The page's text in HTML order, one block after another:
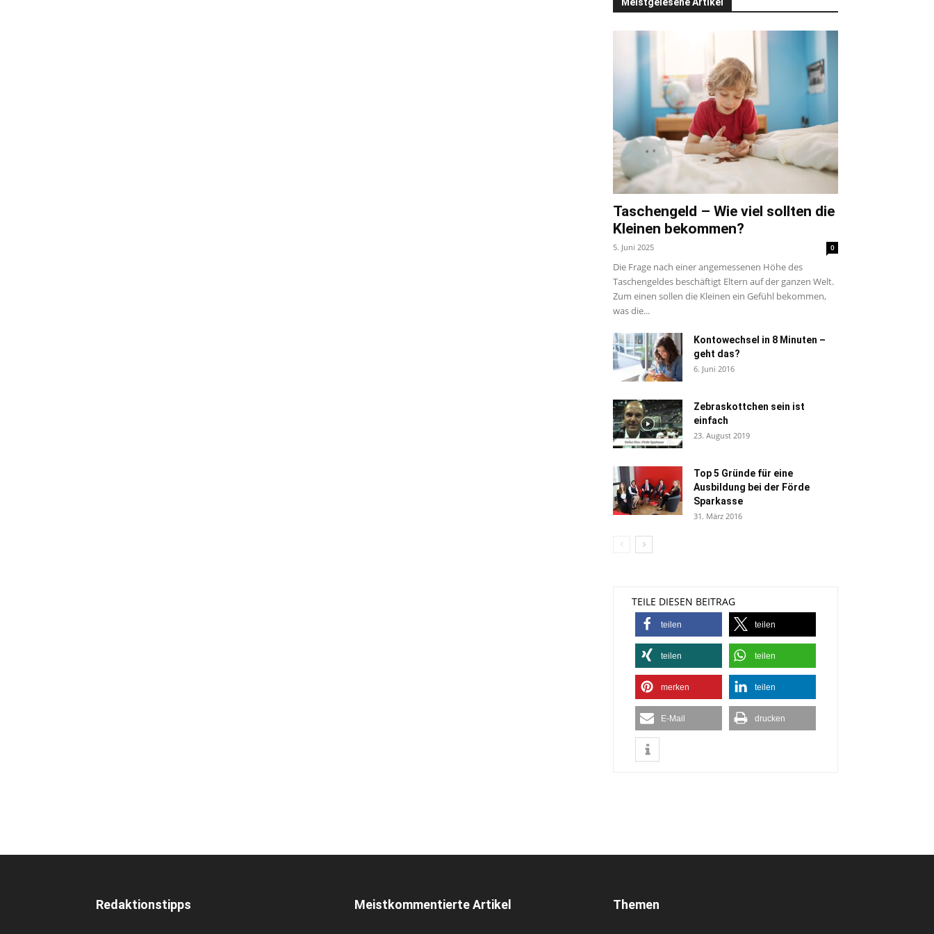
Taschengeld – Wie viel sollten die
Kleinen bekommen?
5. Juni 2025 0
Die Frage nach einer angemessenen Höhe des
Taschengeldes beschäftigt Eltern auf der ganzen Welt.
Zum einen sollen die Kleinen ein Gefühl bekommen,
was die...
Kontowechsel in 8 Minuten –
geht das?
6. Juni 2016
Zebraskottchen sein ist
einfach
23. August 2019
Top 5 Gründe für eine
Ausbildung bei der Förde
Sparkasse
31. März 2016
TEILE DIESEN BEITRAG
teilen teilen
teilen teilen
merken teilen
E-Mail drucken
Redaktionstipps Meistkommentierte Artikel Themen